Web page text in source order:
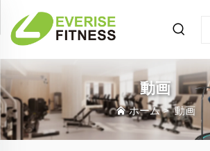
動画
ホーム>動画